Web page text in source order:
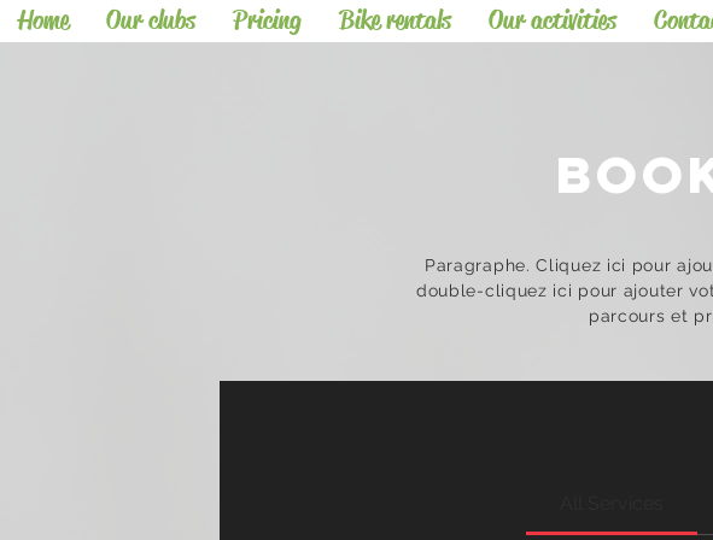
Home Our clubs Pricing Bike rentals Our activities
Paragraphe. Cliquez ici pour
double-cliquez ici pour ajouter
parcours et